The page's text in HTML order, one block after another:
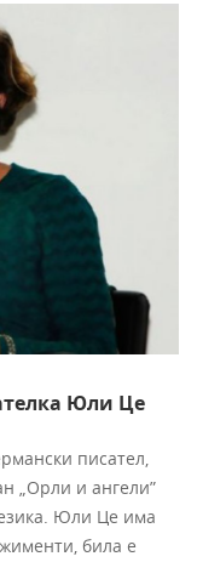
Юли Це
писател,
„Орли и ангели”
Юли Це има
била e